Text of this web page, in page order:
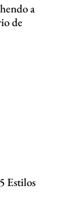
a
de
Estilos